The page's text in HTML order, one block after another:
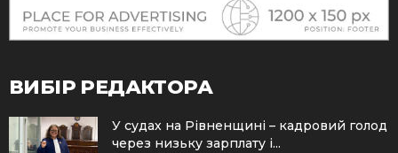
ВИБІР РЕДАКТОРА
У судах на Рівненщині – кадровий голод
через низьку зарплату і...